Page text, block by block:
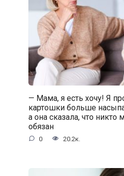
— Мама, я есть хочу! Я
картошки больше
а она сказала, что никто
обязан
0 20.2к.